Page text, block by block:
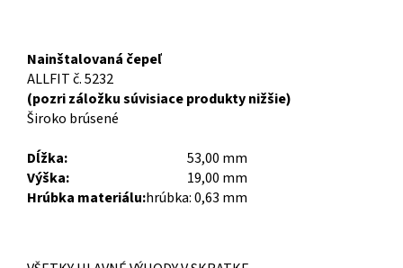
Nainštalovaná čepeľ
ALLFIT č. 5232
(pozri záložku súvisiace produkty nižšie)
Široko brúsené
Dĺžka:
53,00 mm
Výška:
19,00 mm
Hrúbka materiálu:hrúbka: 0,63 mm